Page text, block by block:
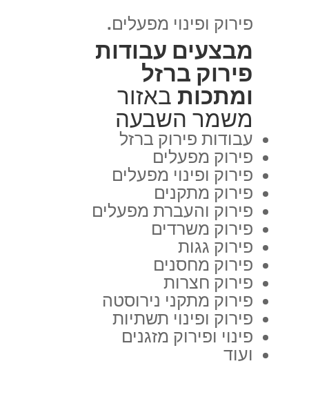
פירוק ופינוי מפעלים.
מבצעים עבודות
פירוק ברזל
ומתכות באזור
משמר השבעה
עבודות פירוק ברזל
פירוק מפעלים
פירוק ופינוי מפעלים
פירוק מתקנים
פירוק והעברת מפעלים
פירוק משרדים
פירוק גגות
פירוק מחסנים
פירוק חצרות
פירוק מתקני נירוסטה
פירוק ופינוי תשתיות
פינוי ופירוק מזגנים
ועוד